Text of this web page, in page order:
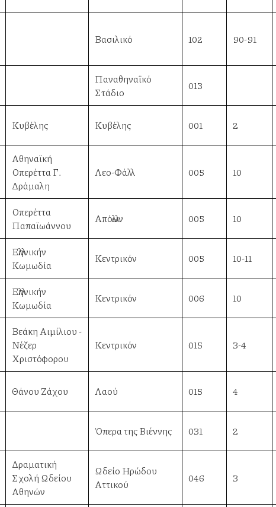
Βασιλικό 102 90-91
Παναθηναϊκό
Στάδιο
013
Κυβέλης Κυβέλης 001 2
Αθηναϊκή
Οπερέττα Γ.
Δράμαλη
Λεο-Φάλλ 005 10
Οπερέττα
Παπαϊωάννου
Απόλλων 005 10
Ελληνικήν
Κωμωδία
Κεντρικόν 005 10-11
Ελληνικήν
Κωμωδία
Κεντρικόν 006 10
Βεάκη Αιμίλιου -
Νέζερ
Χριστόφορου
Κεντρικόν 015 3-4
Θάνου Ζάχου Λαού 015 4
Όπερα της Βιέννης 031 2
Δραματική
Σχολή Ωδείου
Αθηνών
Ωδείο Ηρώδου
Αττικού
046 3